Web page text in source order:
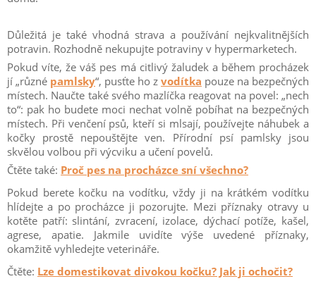
Důležitá je také vhodná strava a používání nejkvalitnějších
potravin. Rozhodně nekupujte potraviny v hypermarketech.
Pokud víte, že váš pes má citlivý žaludek a během procházek
jí „různé pamlsky“, pusťte ho z vodítka pouze na bezpečných
místech. Naučte také svého mazlíčka reagovat na povel: „nech
to“: pak ho budete moci nechat volně pobíhat na bezpečných
místech. Při venčení psů, kteří si mlsají, používejte náhubek a
kočky prostě nepouštějte ven.
Přírodní psí pamlsky jsou
skvělou volbou při výcviku a učení povelů.
Čtěte také: Proč pes na procházce sní všechno?
Pokud berete kočku na vodítku, vždy ji na krátkém vodítku
hlídejte a po procházce ji pozorujte. Mezi příznaky otravy u
kotěte patří: slintání, zvracení, izolace, dýchací potíže, kašel,
agrese, apatie.
Jakmile uvidíte výše uvedené příznaky,
okamžitě vyhledejte veterináře.
Čtěte: Lze domestikovat divokou kočku? Jak ji ochočit?